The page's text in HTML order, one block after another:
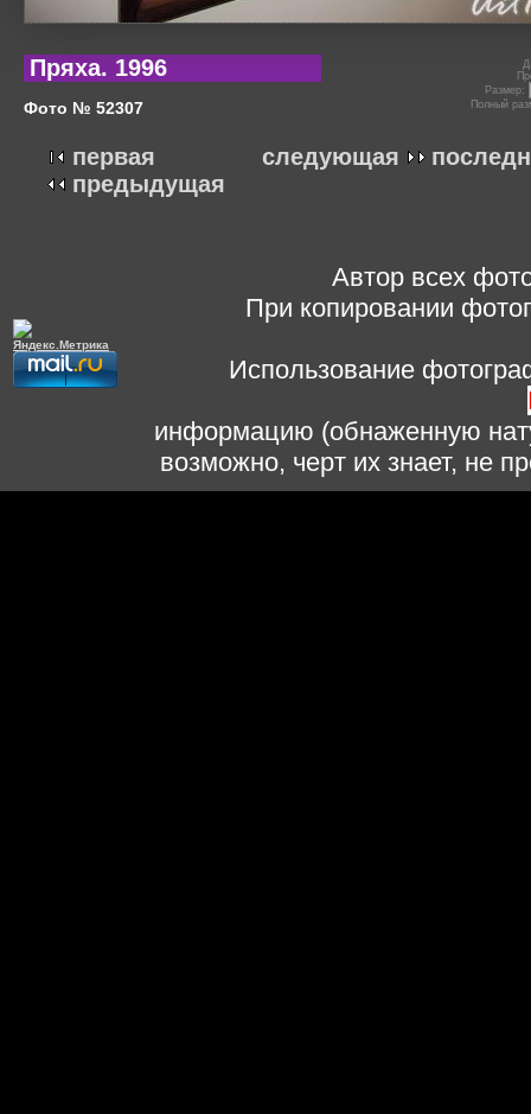
Пряха. 1996
Фото № 52307
Размер:
Полный
следующая
первая
предыдущая
Автор всех
При копировании
Использование
информацию (обнаженную
возможно, черт их знает, не